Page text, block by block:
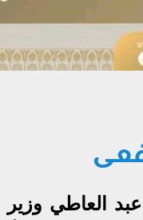
العاطي وزير